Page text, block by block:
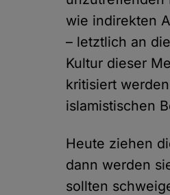
wie indirekten
– letztlich an
Kultur dieser
kritisiert
islamistischen
Heute ziehen
dann werden
sollten